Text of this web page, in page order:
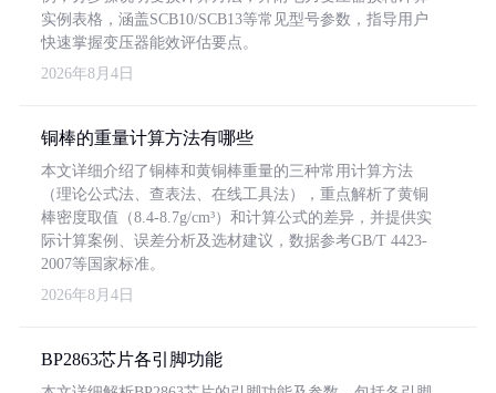
实例表格，涵盖SCB10/SCB13等常见型号参数，指导用户
快速掌握变压器能效评估要点。
2026年8月4日
铜棒的重量计算方法有哪些
本文详细介绍了铜棒和黄铜棒重量的三种常用计算方法
（理论公式法、查表法、在线工具法），重点解析了黄铜
棒密度取值（8.4-8.7g/cm³）和计算公式的差异，并提供实
际计算案例、误差分析及选材建议，数据参考GB/T 4423-
2007等国家标准。
2026年8月4日
BP2863芯片各引脚功能